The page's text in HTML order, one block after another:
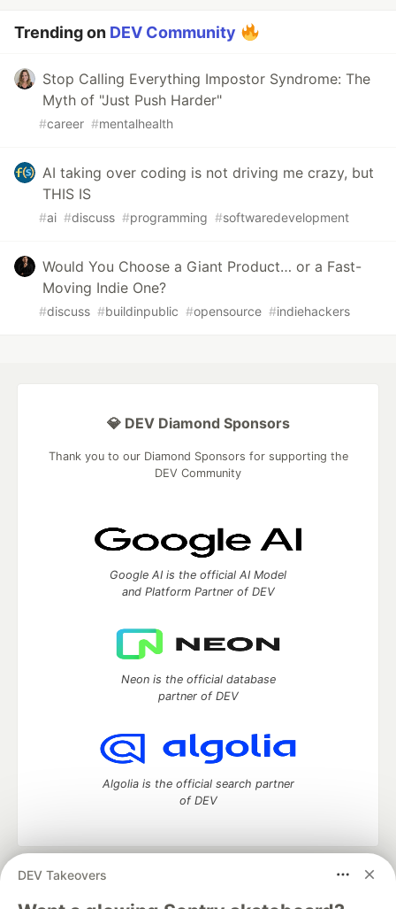
Trending on DEV Community
Stop Calling Everything Impostor Syndrome: The
Myth of "Just Push Harder"
#career #mentalhealth
AI taking over coding is not driving me crazy, but
THIS IS
#ai #discuss #programming #softwaredevelopment
Would You Choose a Giant Product… or a Fast-
Moving Indie One?
#discuss #buildinpublic #opensource #indiehackers
DEV Takeovers
💎 DEV Diamond Sponsors
Thank you to our Diamond Sponsors for supporting the
DEV Community
Google AI is the official AI Model
and Platform Partner of DEV
Neon is the official database
partner of DEV
Algolia is the official search partner
of DEV
DEV Community
— A space to discuss and keep up software
development and manage your software career